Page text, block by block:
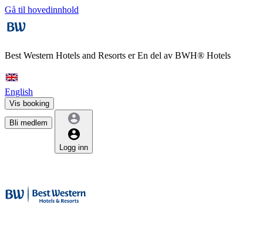
Gå til hovedinnhold
Best Western Hotels and Resorts erEn del av BWH® Hotels
English
Vis booking
Bli medlem
Logg inn